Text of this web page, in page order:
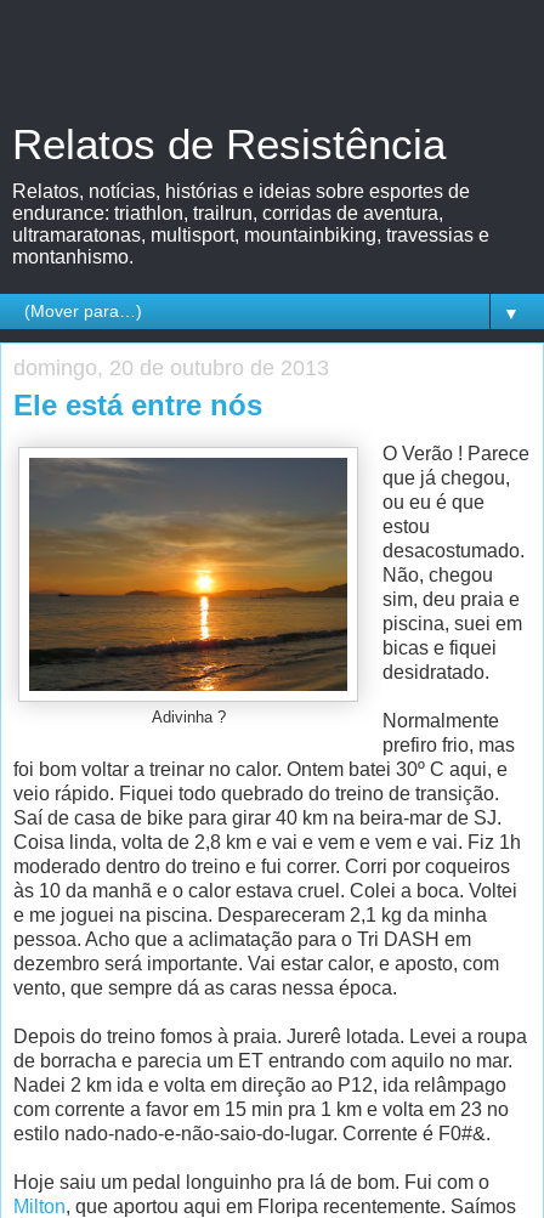
Relatos de Resistência
Relatos, notícias, histórias e ideias sobre esportes de
endurance: triathlon, trailrun, corridas de aventura,
ultramaratonas, multisport, mountainbiking, travessias e
montanhismo.
▼
domingo, 20 de outubro de 2013
Ele está entre nós
Adivinha ?
O Verão ! Parece
que já chegou,
ou eu é que
estou
desacostumado.
Não, chegou
sim, deu praia e
piscina, suei em
bicas e fiquei
desidratado.
Normalmente
prefiro frio, mas
foi bom voltar a treinar no calor. Ontem batei 30º C aqui, e
veio rápido. Fiquei todo quebrado do treino de transição.
Saí de casa de bike para girar 40 km na beira-mar de SJ.
Coisa linda, volta de 2,8 km e vai e vem e vem e vai. Fiz 1h
moderado dentro do treino e fui correr. Corri por coqueiros
às 10 da manhã e o calor estava cruel. Colei a boca. Voltei
e me joguei na piscina. Despareceram 2,1 kg da minha
pessoa. Acho que a aclimatação para o Tri DASH em
dezembro será importante. Vai estar calor, e aposto, com
vento, que sempre dá as caras nessa época.
Depois do treino fomos à praia. Jurerê lotada. Levei a roupa
de borracha e parecia um ET entrando com aquilo no mar.
Nadei 2 km ida e volta em direção ao P12, ida relâmpago
com corrente a favor em 15 min pra 1 km e volta em 23 no
estilo nado-nado-e-não-saio-do-lugar. Corrente é F0#&.
Hoje saiu um pedal longuinho pra lá de bom. Fui com o
Milton, que aportou aqui em Floripa recentemente. Saímos